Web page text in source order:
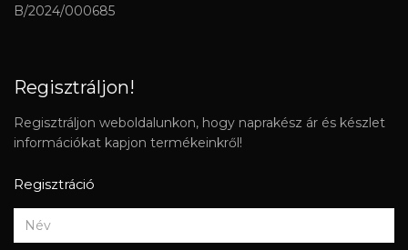
B/2024/000685
Regisztráljon!
Regisztráljon weboldalunkon, hogy naprakész ár és készlet
információkat kapjon termékeinkről!
Regisztráció